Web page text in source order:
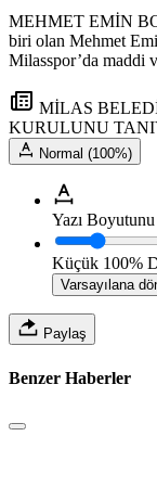
MEHMET EMİN
biri olan Mehmet
Milasspor’da maddi
MİLAS
KURULUNU
Normal (100%)
Yazı
Küçük 100%
Varsayılana
Paylaş
Benzer Haberler